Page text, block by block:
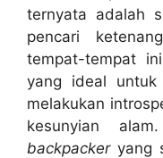
ternyata adalah
pencari
tempat-tempat
yang ideal untuk
melakukan
kesunyian
backpackeryang